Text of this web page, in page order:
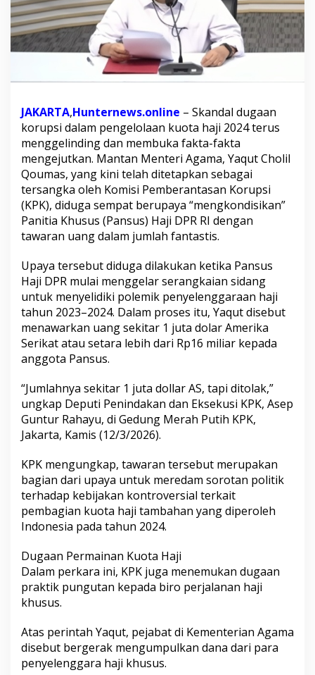
a
i
2
0
2
4
K
P
K
S
e
b
u
E
k
s
e
n
a
g
Y
a
q
u
h
o
l
i
l
o
u
m
a
s
P
r
n
a
h
w
a
r
k
JAKARTA,Hunternews.online – Skandal dugaan
korupsi dalam pengelolaan kuota haji 2024 terus
menggelinding dan membuka fakta-fakta
mengejutkan. Mantan Menteri Agama, Yaqut Cholil
Qoumas, yang kini telah ditetapkan sebagai
tersangka oleh Komisi Pemberantasan Korupsi
(KPK), diduga sempat berupaya “mengkondisikan”
Panitia Khusus (Pansus) Haji DPR RI dengan
tawaran uang dalam jumlah fantastis.
Upaya tersebut diduga dilakukan ketika Pansus
Haji DPR mulai menggelar serangkaian sidang
untuk menyelidiki polemik penyelenggaraan haji
tahun 2023–2024. Dalam proses itu, Yaqut disebut
menawarkan uang sekitar 1 juta dolar Amerika
Serikat atau setara lebih dari Rp16 miliar kepada
anggota Pansus.
“Jumlahnya sekitar 1 juta dollar AS, tapi ditolak,”
ungkap Deputi Penindakan dan Eksekusi KPK, Asep
Guntur Rahayu, di Gedung Merah Putih KPK,
Jakarta, Kamis (12/3/2026).
KPK mengungkap, tawaran tersebut merupakan
bagian dari upaya untuk meredam sorotan politik
terhadap kebijakan kontroversial terkait
pembagian kuota haji tambahan yang diperoleh
Indonesia pada tahun 2024.
Dugaan Permainan Kuota Haji
Dalam perkara ini, KPK juga menemukan dugaan
praktik pungutan kepada biro perjalanan haji
khusus.
Atas perintah Yaqut, pejabat di Kementerian Agama
disebut bergerak mengumpulkan dana dari para
penyelenggara haji khusus.